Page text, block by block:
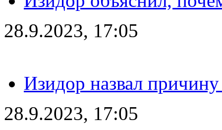
28.9.2023, 17:05
Изидор назвал
28.9.2023, 17:05